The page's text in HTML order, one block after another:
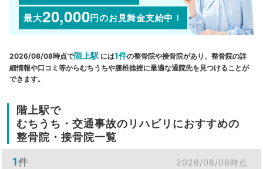
最大20,000円のお見舞金支給中！
2026/08/08時点で階上駅 には1件の整骨院や接骨院があり、整骨院の詳
細情報や口コミ等からむちうちや腰椎捻挫に最適な通院先を見つけることが
できます。
階上駅で
むちうち・交通事故のリハビリにおすすめの
整骨院・接骨院一覧
1件 2026/08/08時点